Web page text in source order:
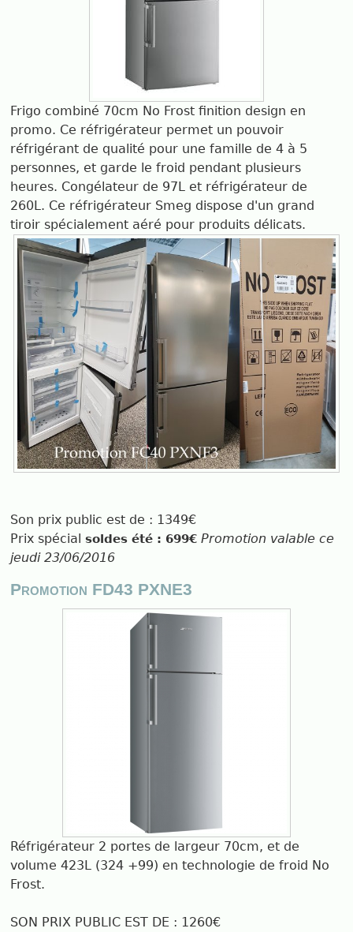
Frigo combiné 70cm No Frost finition design en
promo. Ce réfrigérateur permet un pouvoir
réfrigérant de qualité pour une famille de 4 à 5
personnes, et garde le froid pendant plusieurs
heures. Congélateur de 97L et réfrigérateur de
260L. Ce réfrigérateur Smeg dispose d'un grand
tiroir spécialement aéré pour produits délicats.
Son prix public est de : 1349€
Prix spécialsoldes été : 699€ Promotion valable ce
jeudi 23/06/2016
Promotion FD43 PXNE3
Réfrigérateur 2 portes de largeur 70cm, et de
volume 423L (324 +99) en technologie de froid No
Frost.
SON PRIX PUBLIC EST DE : 1260€